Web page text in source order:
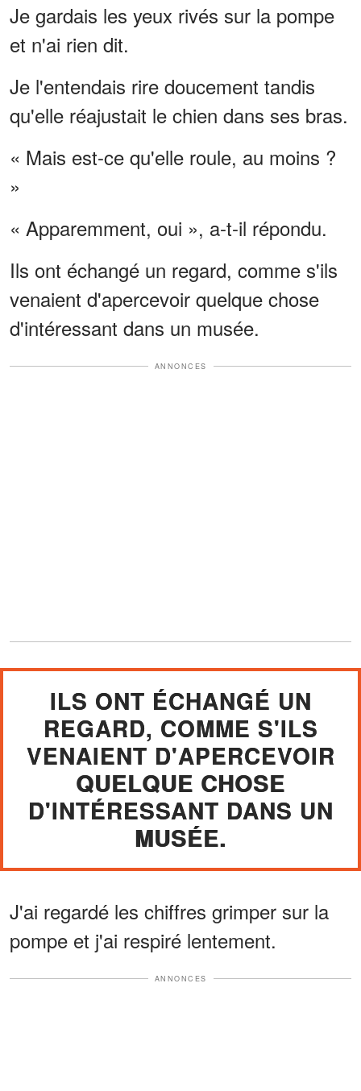
Je gardais les yeux rivés sur la pompe
et n'ai rien dit.
Je l'entendais rire doucement tandis
qu'elle réajustait le chien dans ses bras.
« Mais est-ce qu'elle roule, au moins ?
»
« Apparemment, oui », a-t-il répondu.
Ils ont échangé un regard, comme s'ils
venaient d'apercevoir quelque chose
d'intéressant dans un musée.
ANNONCES
ILS ONT ÉCHANGÉ UN
REGARD, COMME S'ILS
VENAIENT D'APERCEVOIR
QUELQUE CHOSE
D'INTÉRESSANT DANS UN
MUSÉE.
J'ai regardé les chiffres grimper sur la
pompe et j'ai respiré lentement.
ANNONCES